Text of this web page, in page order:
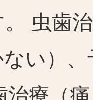
。 虫歯
い）